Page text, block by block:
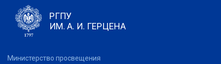
РГПУ
ИМ. А. И. ГЕРЦЕНА
Министерство просвещения